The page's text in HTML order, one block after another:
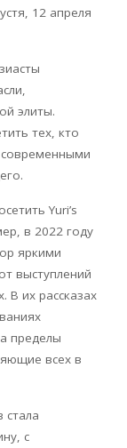
12 апреля
элиты.
тех, кто
Yuri’s
в 2022 году
яркими
выступлений
В их рассказах
пределы
всех в
с